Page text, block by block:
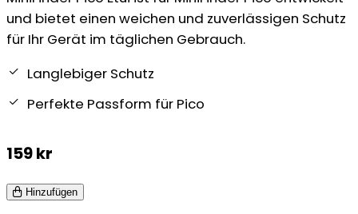
und bietet einen weichen und zuverlässigen Schutz
für Ihr Gerät im täglichen Gebrauch.
Langlebiger Schutz
Perfekte Passform für Pico
159kr
Hinzufügen